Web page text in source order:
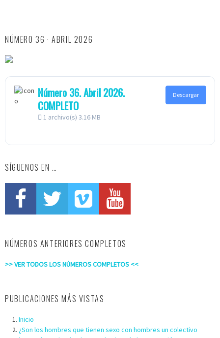
NÚMERO 36 · ABRIL 2026
Número 36. Abril 2026.
COMPLETO
1 archivo(s) 3.16 MB
Descargar
SÍGUENOS EN …
NÚMEROS ANTERIORES COMPLETOS
>> VER TODOS LOS NÚMEROS COMPLETOS <<
PUBLICACIONES MÁS VISTAS
Inicio
¿Son los hombres que tienen sexo con hombres un colectivo